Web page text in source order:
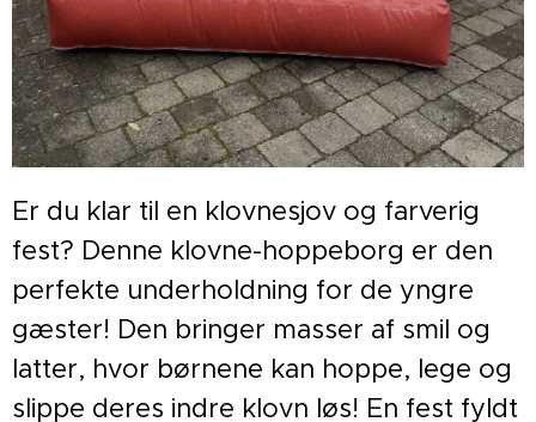
Er du klar til en klovnesjov og farverig
fest? Denne klovne-hoppeborg er den
perfekte underholdning for de yngre
gæster! Den bringer masser af smil og
latter, hvor børnene kan hoppe, lege og
slippe deres indre klovn løs! En fest fyldt